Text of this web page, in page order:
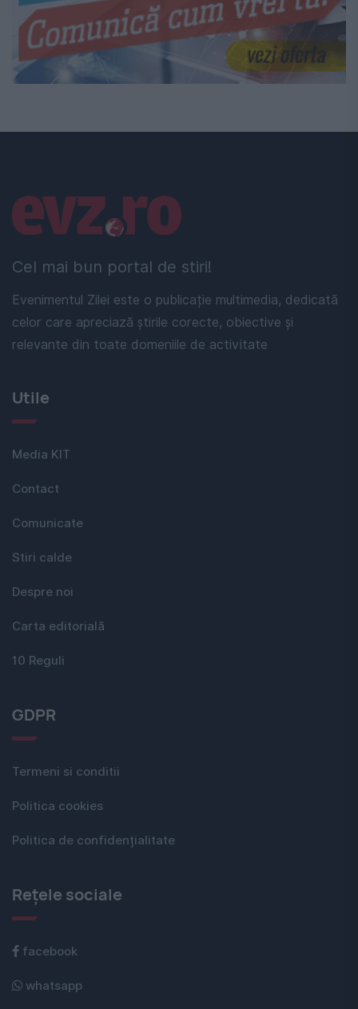
Cel mai bun portal de stiri!
Evenimentul Zilei este o publicație multimedia, dedicată
celor care apreciază știrile corecte, obiective și
relevante din toate domeniile de activitate
Linkuri utile
Utile
Media KIT
Contact
Comunicate
Stiri calde
Despre noi
Carta editorială
10 Reguli
GDPR
Termeni si conditii
Politica cookies
Politica de confidențialitate
Rețele sociale
facebook
whatsapp